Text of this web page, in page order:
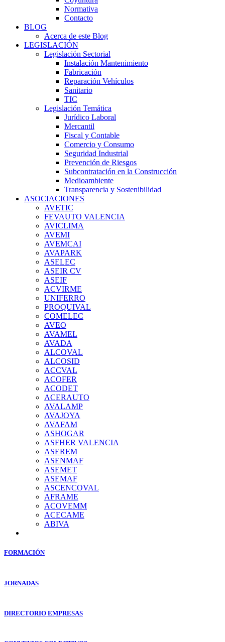
Normativa
Contacto
BLOG
Acerca de este Blog
LEGISLACIÓN
Legislación Sectorial
Instalación Mantenimiento
Fabricación
Reparación Vehículos
Sanitario
TIC
Legislación Temática
Jurídico Laboral
Mercantil
Fiscal y Contable
Comercio y Consumo
Seguridad Industrial
Prevención de Riesgos
Subcontratación en la Construcción
Medioambiente
Transparencia y Sostenibilidad
ASOCIACIONES
AVETIC
FEVAUTO VALENCIA
AVICLIMA
AVEMI
AVEMCAI
AVAPARK
ASELEC
ASEIR CV
ASEIF
ACVIRME
UNIFERRO
PROQUIVAL
COMELEC
AVEO
AVAMEL
AVADA
ALCOVAL
ALCOSID
ACCVAL
ACOFER
ACODET
ACERAUTO
AVALAMP
AVAJOYA
AVAFAM
ASHOGAR
ASFHER VALENCIA
ASEREM
ASENMAF
ASEMET
ASEMAF
ASCENCOVAL
AFRAME
ACOVEMM
ACECAME
ABIVA
FORMACIÓN
JORNADAS
DIRECTORIO EMPRESAS